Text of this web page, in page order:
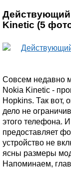
Действующий
Kinetic (5
Совсем недавно
Nokia Kinetic -
Hopkins. Так вот,
дело не
этого телефона. И
предоставляет
устройство не
ясны размеры
Напоминаем,